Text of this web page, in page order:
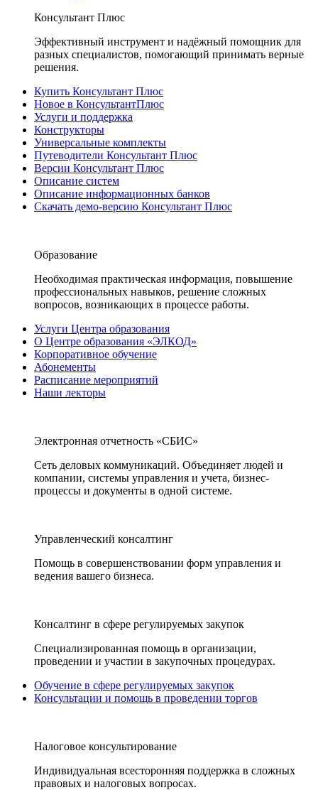
Консультант Плюс
Эффективный инструмент и надёжный помощник для
разных специалистов, помогающий принимать верные
решения.
Купить Консультант Плюс
Новое в КонсультантПлюс
Услуги и поддержка
Конструкторы
Универсальные комплекты
Путеводители Консультант Плюс
Версии Консультант Плюс
Описание систем
Описание информационных банков
Скачать демо-версию Консультант Плюс
Образование
Необходимая практическая информация, повышение
профессиональных навыков, решение сложных
вопросов, возникающих в процессе работы.
Услуги Центра образования
О Центре образования «ЭЛКОД»
Корпоративное обучение
Абонементы
Расписание мероприятий
Наши лекторы
Электронная отчетность «СБИС»
Сеть деловых коммуникаций. Объединяет людей и
компании, системы управления и учета, бизнес-
процессы и документы в одной системе.
Управленческий консалтинг
Помощь в совершенствовании форм управления и
ведения вашего бизнеса.
Консалтинг в сфере регулируемых закупок
Специализированная помощь в организации,
проведении и участии в закупочных процедурах.
Обучение в сфере регулируемых закупок
Консультации и помощь в проведении торгов
Налоговое консультирование
Индивидуальная всесторонняя поддержка в сложных
правовых и налоговых вопросах.